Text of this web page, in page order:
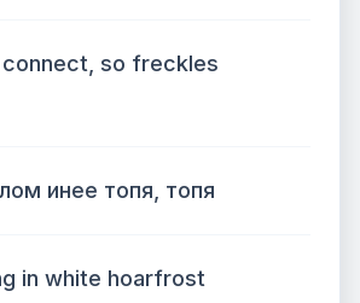
so freckles
инее топя, топя
in white hoarfrost